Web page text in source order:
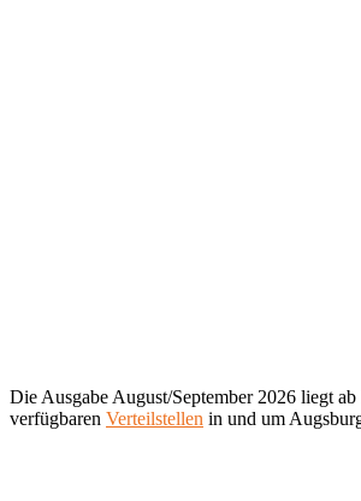
Die Ausgabe August/September 2026 liegt
verfügbaren Verteilstellen in und um